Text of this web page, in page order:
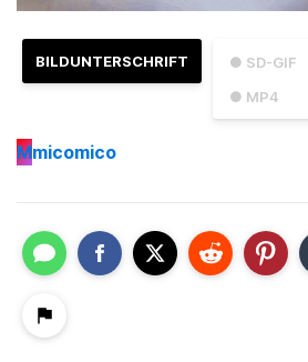
● SD-GIF
● MP4
BILDUNTERSCHRIFT
Mmicomico